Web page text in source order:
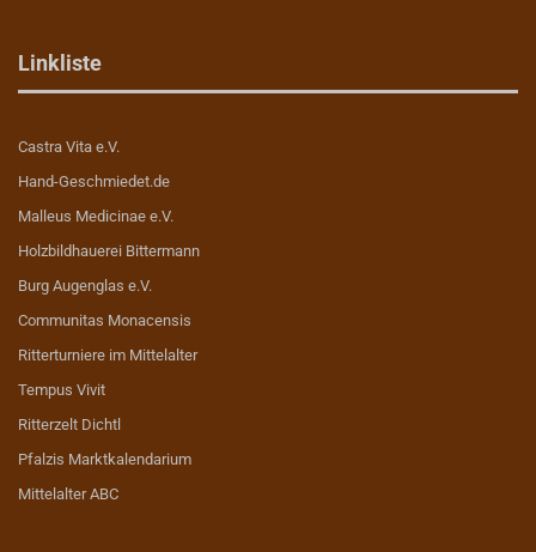
Linkliste
Castra Vita e.V.
Hand-Geschmiedet.de
Malleus Medicinae e.V.
Holzbildhauerei Bittermann
Burg Augenglas e.V.
Communitas Monacensis
Ritterturniere im Mittelalter
Tempus Vivit
Ritterzelt Dichtl
Pfalzis Marktkalendarium
Mittelalter ABC